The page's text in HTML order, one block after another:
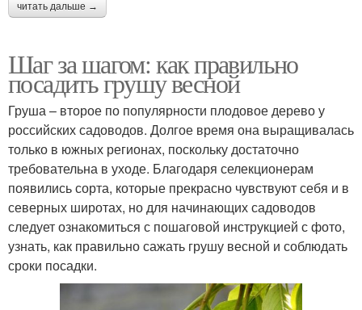
читать дальше →
Шаг за шагом: как правильно
посадить грушу весной
Груша – второе по популярности плодовое дерево у
российских садоводов. Долгое время она выращивалась
только в южных регионах, поскольку достаточно
требовательна в уходе. Благодаря селекционерам
появились сорта, которые прекрасно чувствуют себя и в
северных широтах, но для начинающих садоводов
следует ознакомиться с пошаговой инструкцией с фото,
узнать, как правильно сажать грушу весной и соблюдать
сроки посадки.